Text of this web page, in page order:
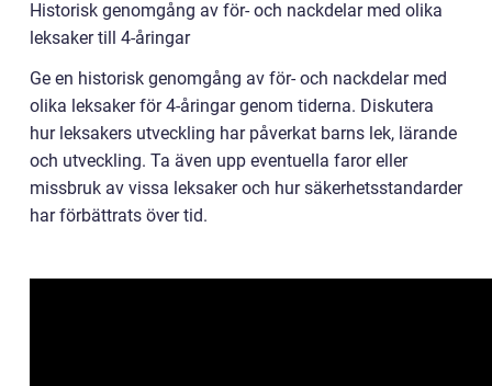
Historisk genomgång av för- och nackdelar med olika
leksaker till 4-åringar
Ge en historisk genomgång av för- och nackdelar med
olika leksaker för 4-åringar genom tiderna. Diskutera
hur leksakers utveckling har påverkat barns lek, lärande
och utveckling. Ta även upp eventuella faror eller
missbruk av vissa leksaker och hur säkerhetsstandarder
har förbättrats över tid.